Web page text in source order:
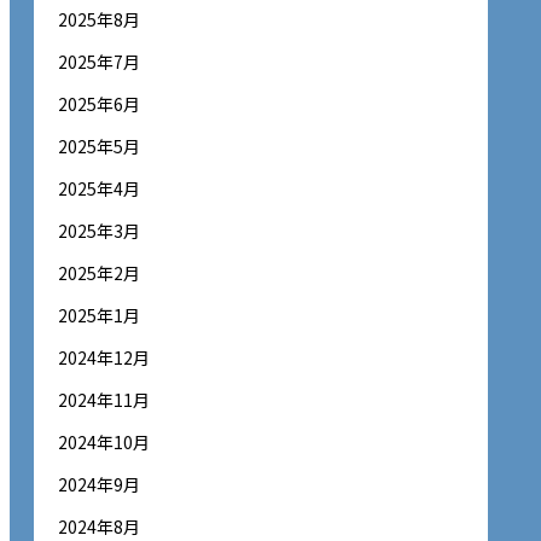
2025年8月
2025年7月
2025年6月
2025年5月
2025年4月
2025年3月
2025年2月
2025年1月
2024年12月
2024年11月
2024年10月
2024年9月
2024年8月